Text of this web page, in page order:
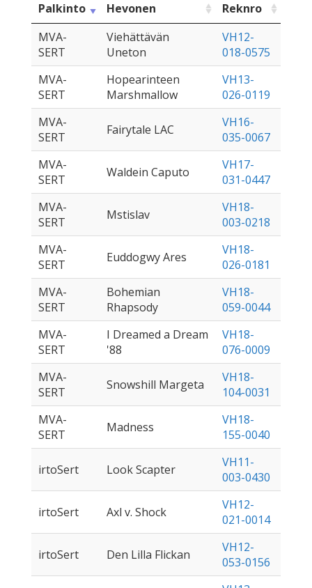
Palkinto
Hevonen
Reknro
MVA-
SERT
Viehättävän
Uneton
VH12-
018-0575
MVA-
SERT
Hopearinteen
Marshmallow
VH13-
026-0119
MVA-
SERT
Fairytale LAC
VH16-
035-0067
MVA-
SERT
Waldein Caputo
VH17-
031-0447
MVA-
SERT
Mstislav
VH18-
003-0218
MVA-
SERT
Euddogwy Ares
VH18-
026-0181
MVA-
SERT
Bohemian
Rhapsody
VH18-
059-0044
MVA-
SERT
I Dreamed a Dream
'88
VH18-
076-0009
MVA-
SERT
Snowshill Margeta
VH18-
104-0031
MVA-
SERT
Madness
VH18-
155-0040
irtoSert Look Scapter
VH11-
003-0430
irtoSert Axl v. Shock
VH12-
021-0014
irtoSert Den Lilla Flickan
VH12-
053-0156